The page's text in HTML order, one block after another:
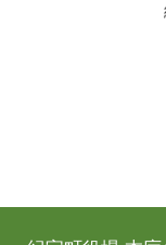
紀宝町